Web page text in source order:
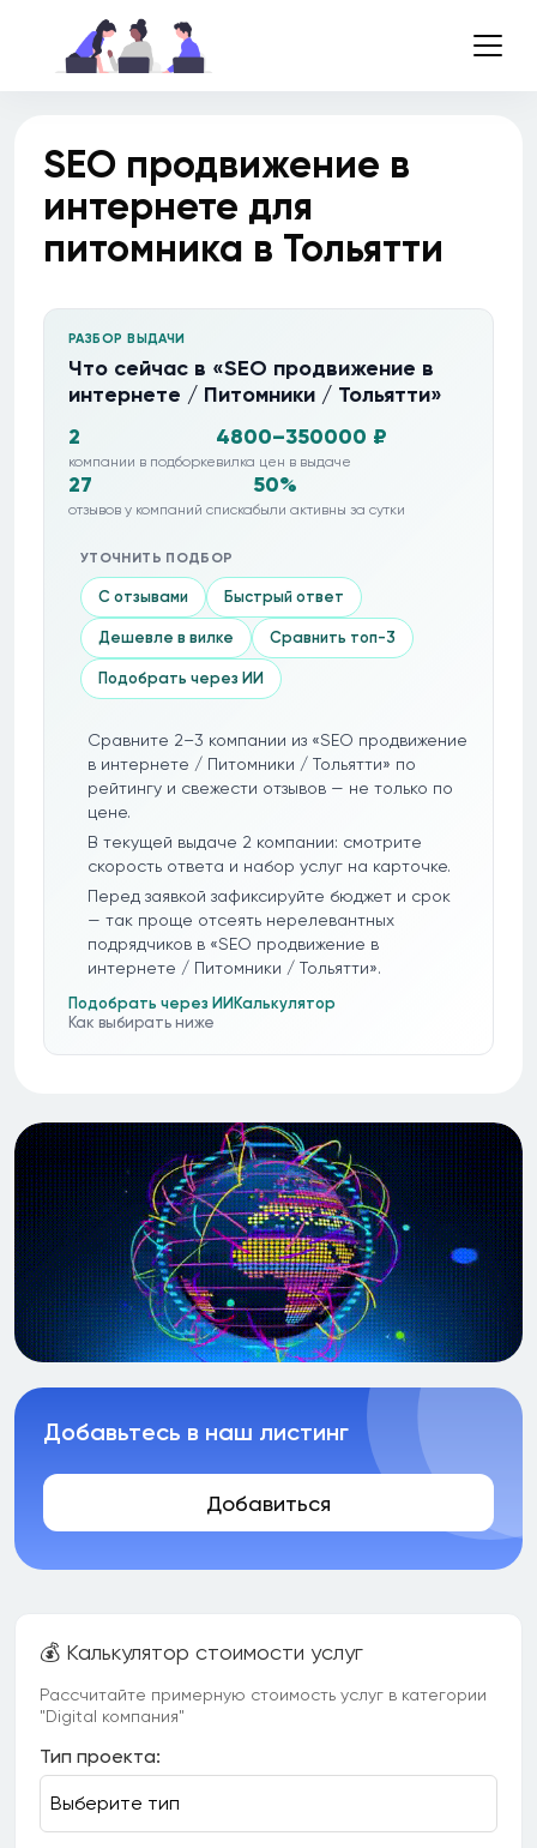
SEO продвижение в
интернете для
питомника в Тольятти
РАЗБОР ВЫДАЧИ
Что сейчас в «SEO продвижение в
интернете / Питомники / Тольятти»
2
компании в подборке
4800–350000 ₽
вилка цен в выдаче
27
отзывов у компаний списка
50%
были активны за сутки
УТОЧНИТЬ ПОДБОР
С отзывами Быстрый ответ
Дешевле в вилке Сравнить топ-3
Подобрать через ИИ
Сравните 2–3 компании из «SEO продвижение
в интернете / Питомники / Тольятти» по
рейтингу и свежести отзывов — не только по
цене.
В текущей выдаче 2 компании: смотрите
скорость ответа и набор услуг на карточке.
Перед заявкой зафиксируйте бюджет и срок
— так проще отсеять нерелевантных
подрядчиков в «SEO продвижение в
интернете / Питомники / Тольятти».
Подобрать через ИИ Калькулятор
Как выбирать ниже
Добавьтесь в наш листинг
Добавиться
💰 Калькулятор стоимости услуг
Рассчитайте примерную стоимость услуг в категории
"Digital компания"
Тип проекта: